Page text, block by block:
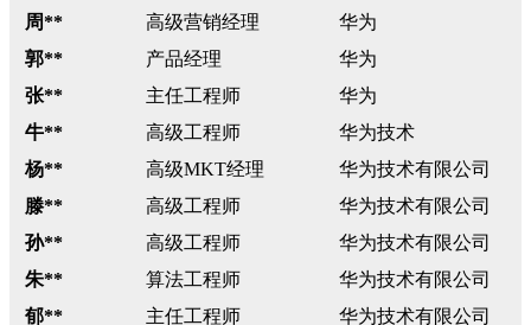
周** 高级营销经理
华为
郭**
产品经理
华为
张**
主任工程师
华为
牛**
高级工程师
华为技术
杨**
高级MKT经理
华为技术有限公司
滕**
高级工程师
华为技术有限公司
孙**
高级工程师
华为技术有限公司
朱**
算法工程师
华为技术有限公司
郁**
主任工程师 华为技术有限公司